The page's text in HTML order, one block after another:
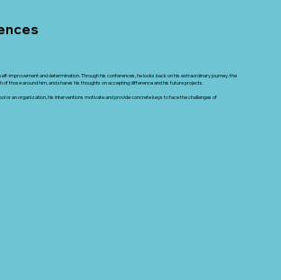
improvement and determination. Through his conferences, he looks back on his extraordinary journey, the
those around him, and shares his thoughts on accepting difference and his future projects.
or an organization, his interventions motivate and provide concrete keys to face the challenges of